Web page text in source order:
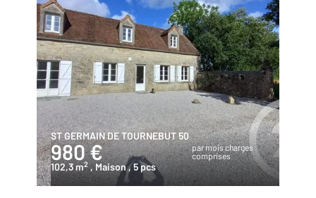
ST GERMAIN DE TOURNEBUT 50
980 €
par mois charges
comprises
102,3 m2 , Maison, 5 pcs